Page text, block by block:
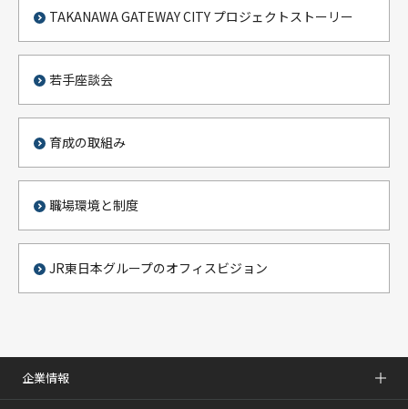
TAKANAWA GATEWAY CITY プロジェクトストーリー
若手座談会
育成の取組み
職場環境と制度
JR東日本グループのオフィスビジョン
企業情報